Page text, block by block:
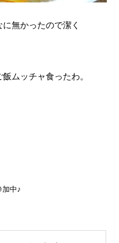
無かったので潔く
ムッチャ食ったわ。
加中♪